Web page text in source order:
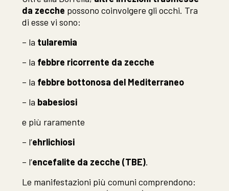
da zecche possono coinvolgere gli occhi. Tra
di esse vi sono:
– la tularemia
– la febbre ricorrente da zecche
– la febbre bottonosa del Mediterraneo
– la babesiosi
e più raramente
– l’ehrlichiosi
– l’encefalite da zecche (TBE).
Le manifestazioni più comuni comprendono: